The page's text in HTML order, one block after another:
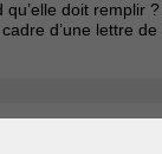
doit remplir
d’une lettre
AFFAIRES -